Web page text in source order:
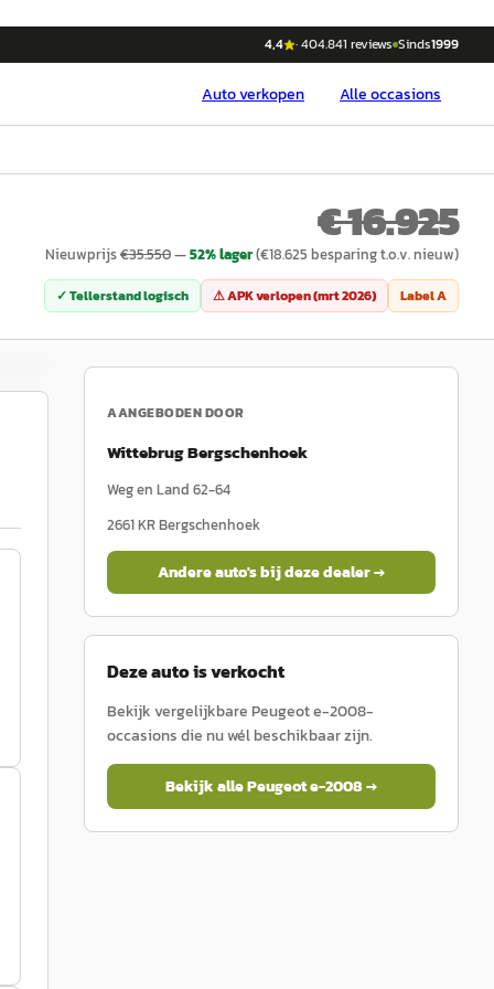
4,4 ·404.841 reviews Sinds1999
Autoverkopen Alle occasions
€ 16.925
Nieuwprijs€35.550—52% lager(€18.625 besparing t.o.v. nieuw)
✓ Tellerstand logisch ⚠ APK verlopen (mrt 2026) LabelA
AANGEBODEN DOOR
Wittebrug Bergschenhoek
Weg en Land 62-64
2661 KRBergschenhoek
Andere auto's bij deze dealer →
Deze auto is verkocht
Bekijk vergelijkbare Peugeote-2008-
occasions die nu wél beschikbaar zijn.
Bekijk allePeugeote-2008→